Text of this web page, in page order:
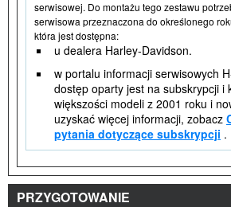
serwisowej. Do montażu tego zestawu
serwisowa przeznaczona do określonego
która jest dostępna:
u dealera Harley-Davidson.
w portalu informacji serwisowych
dostęp oparty jest na subskrypcji i
większości modeli z 2001 roku i
uzyskać więcej informacji, zobacz
pytania dotyczące subskrypcji .
PRZYGOTOWANIE